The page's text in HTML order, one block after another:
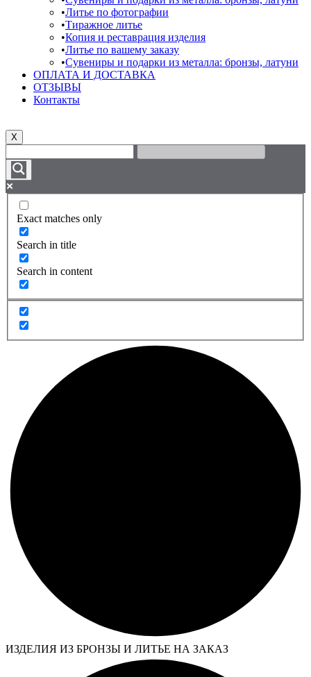
Литье по фотографии
Тиражное литье
Копия и реставрация изделия
Литье по вашему заказу
Сувениры и подарки из металла: бронзы, латуни
ОПЛАТА И ДОСТАВКА
ОТЗЫВЫ
Контакты
X
Exact matches only
Search in title
Search in content
ИЗДЕЛИЯ ИЗ БРОНЗЫ И ЛИТЬЕ НА ЗАКАЗ